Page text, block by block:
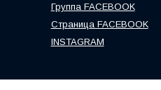
Группа FACEBOOK
Страница FACEBOOK
INSTAGRAM